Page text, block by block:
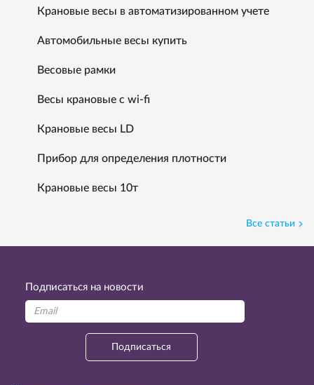
Крановые весы в автоматизированном учете
Автомобильные весы купить
Весовые рамки
Весы крановые с wi-fi
Крановые весы LD
Прибор для определения плотности
Крановые весы 10т
Все статьи
Подписаться на новости
Подписаться